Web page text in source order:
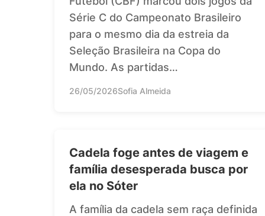
Série C do Campeonato Brasileiro
para o mesmo dia da estreia da
Seleção Brasileira na Copa do
Mundo. As partidas…
26/05/2026Sofia Almeida
Cadela foge antes de viagem e
família desesperada busca por
ela no Sóter
A família da cadela sem raça definida